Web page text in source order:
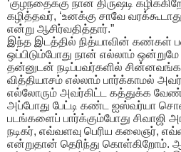
‘குழந்தைக்கு நான் திருஷ்டி
கழித்தவர், ‘உனக்கு சாவே
என்று ஆசிர்வதித்தார்.”
​இந்த இடத்தில் நித்யாவின் கண்கள்
ஒப்பிடும்போது நான் எல்லாம்
தன்னுடன் நடிப்பவர்களில்
வித்தியாசம் எல்லாம் பார்க்காமல் அவர்
எல்லோரும் அவர்கிட்ட கத்துக்க
​அப்போது பேட்டி கண்ட ஐஸ்வர்யா
படங்களைப் பார்க்கும்போது சிவாஜி
நடிகர், எவ்வளவு பெரிய கலைஞர்,
என்றுதான் தெரிந்து கொள்கிறோம்.